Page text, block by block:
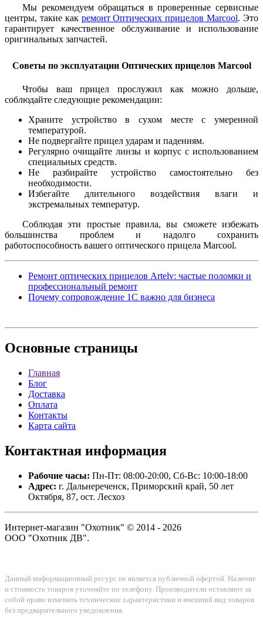
Мы рекомендуем обращаться в проверенные сервисные
центры, такие как ремонт Оптических прицелов Marcool. Это
гарантирует качественное обслуживание и использование
оригинальных запчастей.
Советы по эксплуатации Оптических прицелов Marcool
Чтобы ваш прицел прослужил как можно дольше,
соблюдайте следующие рекомендации:
Храните устройство в сухом месте с умеренной
температурой.
Не подвергайте прицел ударам и падениям.
Регулярно очищайте линзы и корпус с использованием
специальных средств.
Не разбирайте устройство самостоятельно без
необходимости.
Избегайте длительного воздействия влаги и
экстремальных температур.
Соблюдая эти простые правила, вы сможете избежать
большинства проблем и надолго сохранить
работоспособность вашего оптического прицела Marcool.
Ремонт оптических прицелов Artelv: частые поломки и
профессиональный ремонт
Почему сопровождение 1С важно для бизнеса
Основные страницы
Главная
Блог
Доставка
Оплата
Контакты
Карта сайта
Контактная информация
Рабочие часы: Пн-Пт: 08:00-20:00, Сб-Вс: 10:00-18:00
Адрес: г. Дальнереченск, Приморский край, 50 лет
Октября, 87, ост. Лесхоз
Интернет-магазин "Охотник" © 2014 - 2026
ООО "Охотник ДВ".
Данный информационный ресурс не является публичной офертой. Наличие
и стоимость товаров уточняйте по телефону. Производители оставляют за
собой право изменять технические характеристики и внешний вид товаров
без предварительного уведомления.